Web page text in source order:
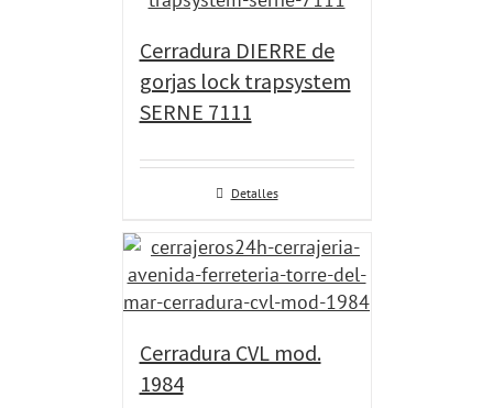
Cerradura DIERRE de
gorjas lock trapsystem
SERNE 7111
Detalles
Cerradura CVL mod.
1984